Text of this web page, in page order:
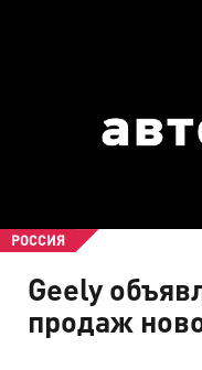
РОССИЯ
Geely
продаж